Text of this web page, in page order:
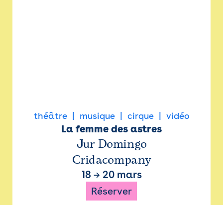
théâtre musique cirque vidéo
La femme des astres
Jur Domingo
Cridacompany
18 → 20 mars
Réserver